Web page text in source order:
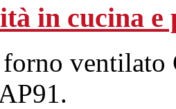
in cucina e
ventilato